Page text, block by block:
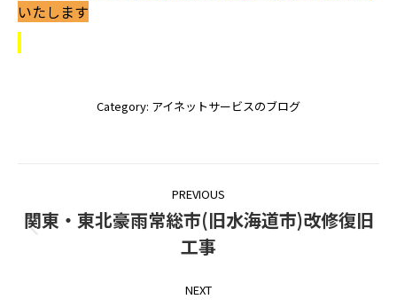
いたします
Category: アイネットサービスのブログ
navigation
PREVIOUS
Previous
post:
関東・東北豪雨常総市(旧水海道市)改修復旧
工事
NEXT